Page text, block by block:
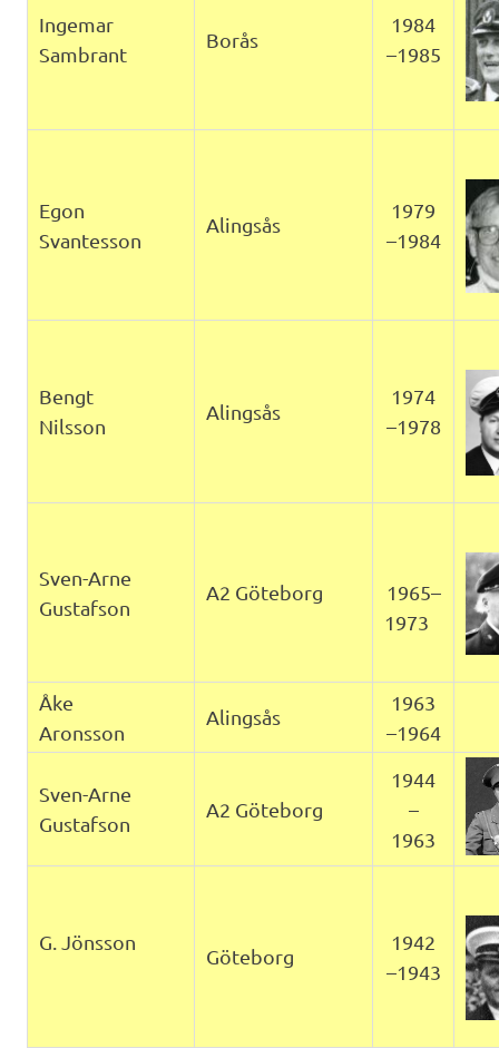
Ingemar
Sambrant
Borås
1984
–1985
Egon
Svantesson
Alingsås
1979
–1984
Bengt
Nilsson
Alingsås
1974
–1978
Sven-Arne
Gustafson
A2 Göteborg
1965–
1973
Åke
Aronsson
Alingsås
1963
–1964
Sven-Arne
Gustafson
A2 Göteborg
1944
–
1963
G. Jönsson
Göteborg
1942
–1943